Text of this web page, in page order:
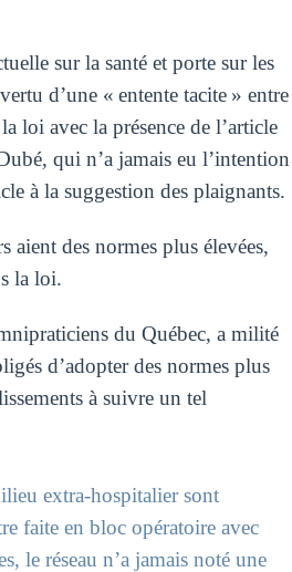
sur la santé et porte sur les
d’une « entente tacite » entre
loi avec la présence de l’article
qui n’a jamais eu l’intention
à la suggestion des plaignants.
aient des normes plus élevées,
la loi.
du Québec, a milité
d’adopter des normes plus
à suivre un tel
extra-hospitalier sont
faite en bloc opératoire avec
le réseau n’a jamais noté une